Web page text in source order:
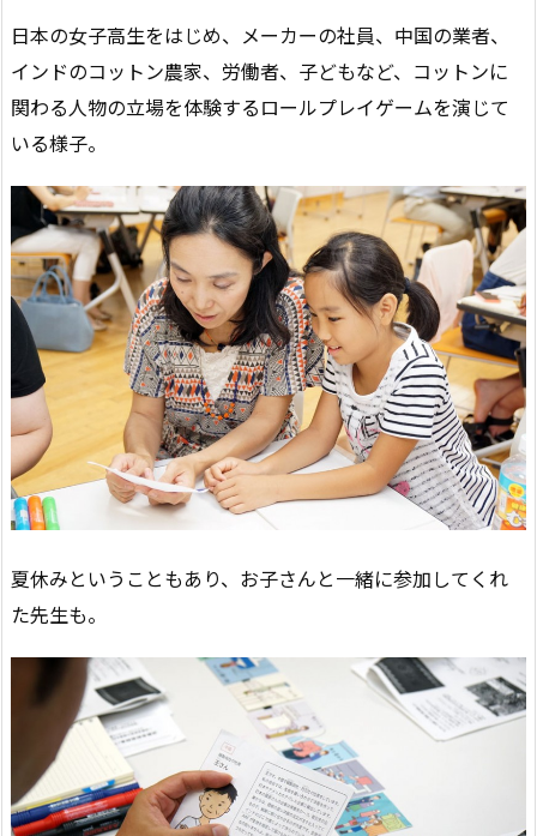
日本の女子高生をはじめ、メーカーの社員、中国の業者、
インドのコットン農家、労働者、子どもなど、コットンに
関わる人物の立場を体験するロールプレイゲームを演じて
いる様子。
夏休みということもあり、お子さんと一緒に参加してくれ
た先生も。